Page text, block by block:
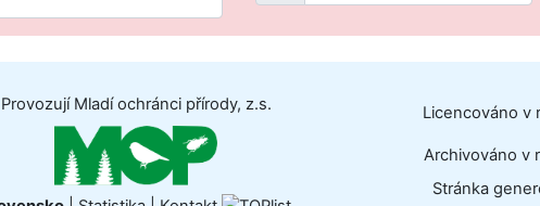
Provozují Mladí ochránci přírody, z.s. Licencováno v
Archivováno v
Stránka